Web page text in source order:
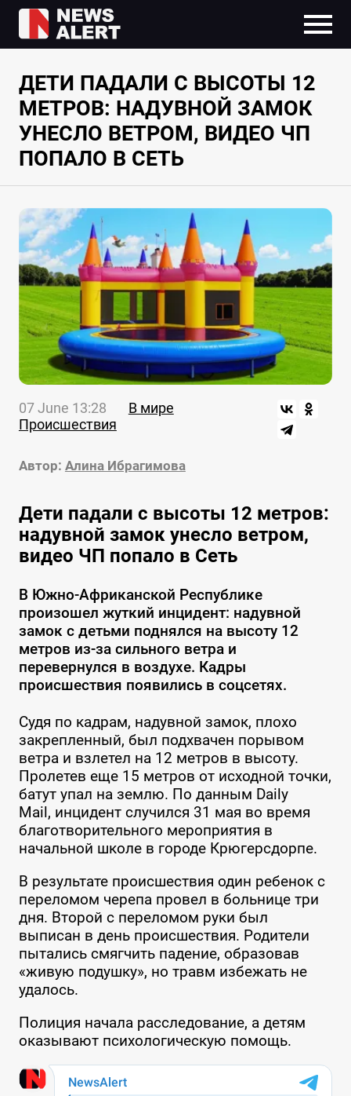
ДЕТИ ПАДАЛИ С ВЫСОТЫ 12
МЕТРОВ: НАДУВНОЙ ЗАМОК
УНЕСЛО ВЕТРОМ, ВИДЕО ЧП
ПОПАЛО В СЕТЬ
07 June 13:28
В мире
Происшествия
Автор: Алина Ибрагимова
Дети падали с высоты 12 метров:
надувной замок унесло ветром,
видео ЧП попало в Сеть
В Южно-Африканской Республике
произошел жуткий инцидент: надувной
замок с детьми поднялся на высоту 12
метров из-за сильного ветра и
перевернулся в воздухе. Кадры
происшествия появились в соцсетях.
Судя по кадрам, надувной замок, плохо
закрепленный, был подхвачен порывом
ветра и взлетел на 12 метров в высоту.
Пролетев еще 15 метров от исходной точки,
батут упал на землю. По данным Daily
Mail, инцидент случился 31 мая во время
благотворительного мероприятия в
начальной школе в городе Крюгерсдорпе.
В результате происшествия один ребенок с
переломом черепа провел в больнице три
дня. Второй с переломом руки был
выписан в день происшествия. Родители
пытались смягчить падение, образовав
«живую подушку», но травм избежать не
удалось.
Полиция начала расследование, а детям
оказывают психологическую помощь.